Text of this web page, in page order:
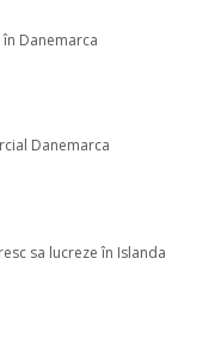
Danemarca
Danemarca
sa lucreze în Islanda